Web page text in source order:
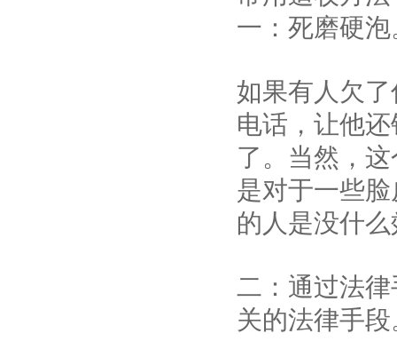
一：死磨硬泡
如果有人欠
电话，让他
了。当然，
是对于一些
的人是没什
二：通过法
关的法律手段